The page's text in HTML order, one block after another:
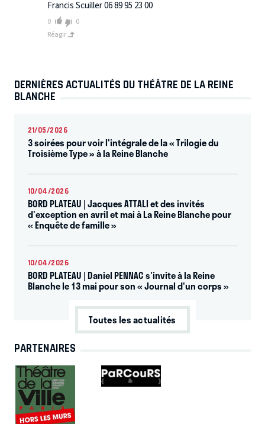
Francis Scuiller 06 89 95 23 00
0
0
Réagir
DERNIÈRES ACTUALITÉS DU THÉÂTRE DE LA REINE
BLANCHE
21/05/2026
3 soirées pour voir l'intégrale de la « Trilogie du
Troisième Type » à la Reine Blanche
10/04/2026
BORD PLATEAU | Jacques ATTALI et des invités
d'exception en avril et mai à La Reine Blanche pour
« Enquête de famille »
10/04/2026
BORD PLATEAU | Daniel PENNAC s'invite à la Reine
Blanche le 13 mai pour son « Journal d'un corps »
Toutes les actualités
PARTENAIRES